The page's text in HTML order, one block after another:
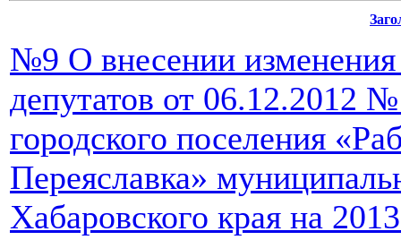
№9 О внесении
депутатов от 06.12.2012
городского поселения
Переяславка»
Хабаровского края на